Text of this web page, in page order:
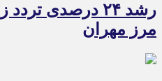
رشد ۲۴ درصدی
مرز مهران